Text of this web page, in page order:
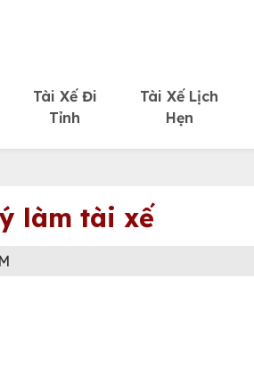
Tài Xế Đi
Tỉnh
Tài Xế Lịch
Hẹn
làm tài xế